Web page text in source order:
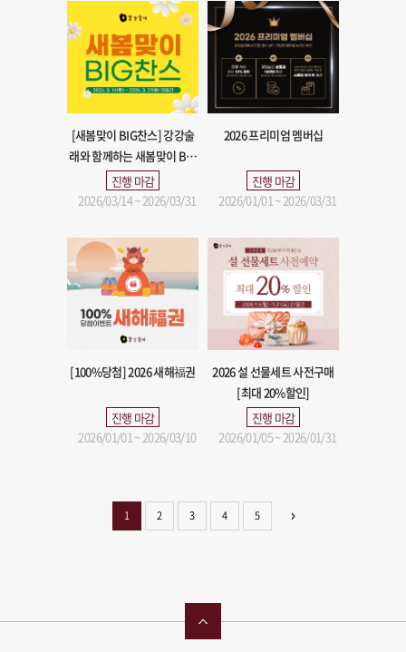
[새봄맞이 BIG찬스] 강강술
래와 함께하는 새봄맞이 BIG
찬스 만나세요
진행 마감
2026/03/14 ~ 2026/03/31
2026 프리미엄 멤버십
진행 마감
2026/01/01 ~ 2026/03/31
[100%당첨] 2026 새해福권
진행 마감
2026/01/01 ~ 2026/03/10
2026 설 선물세트 사전구매
[최대 20%할인]
진행 마감
2026/01/05 ~ 2026/01/31
1 2 3 4 5